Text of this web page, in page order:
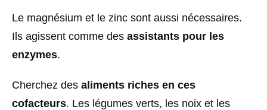
Le magnésium et le zinc sont aussi nécessaires.
Ils agissent comme des assistants pour les
enzymes.
Cherchez des aliments riches en ces
cofacteurs. Les légumes verts, les noix et les